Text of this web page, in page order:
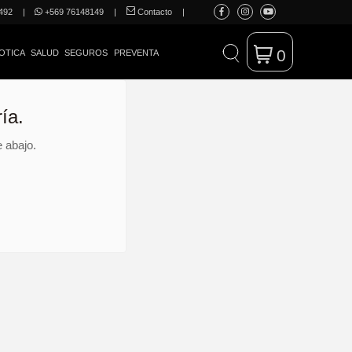
| +569 76148149 | Contacto |
SALUD SEGUROS PREVENTA 0
abajo.